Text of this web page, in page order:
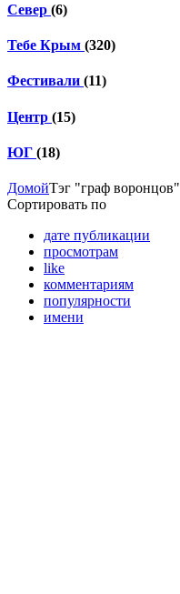
Север (6)
Тебе Крым (320)
Фестивали (11)
Центр (15)
ЮГ (18)
ДомойТэг "граф воронцов"
Сортировать по
дате публикации
просмотрам
like
комментариям
популярности
имени